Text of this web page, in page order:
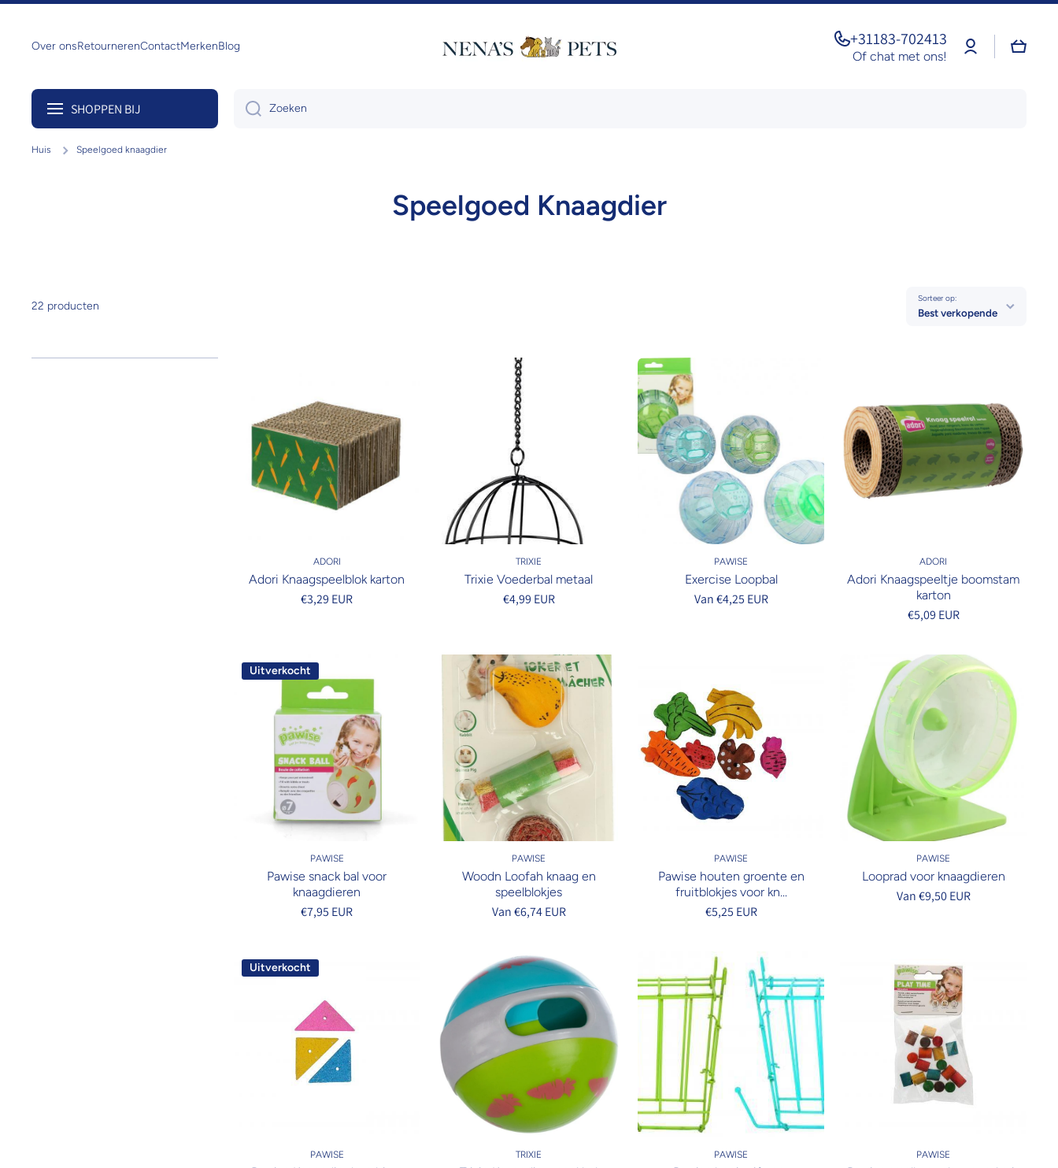
Over onsRetournerenContactMerkenBlog +31183-702413
Of chat met ons!
Log
in
SHOPPEN BIJ Zoeken
Huis Speelgoed knaagdier
Speelgoed Knaagdier
22 producten
Sorteer op:
Best verkopende
ADORI
Adori Knaagspeelblok karton
€3,29 EUR
TRIXIE
Trixie Voederbal metaal
€4,99 EUR
PAWISE
Exercise Loopbal
Van €4,25 EUR
ADORI
Adori Knaagspeeltje boomstam
karton
€5,09 EUR
Uitverkocht
PAWISE
Pawise snack bal voor
knaagdieren
€7,95 EUR
PAWISE
Woodn Loofah knaag en
speelblokjes
Van €6,74 EUR
PAWISE
Pawise houten groente en
fruitblokjes voor kn...
€5,25 EUR
PAWISE
Looprad voor knaagdieren
Van €9,50 EUR
Uitverkocht
PAWISE TRIXIE PAWISE PAWISE